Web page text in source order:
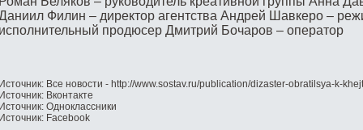
Филин – директор агентства Андрей Шавкеро –
продюсер Дмитрий Бочаров – оператор
Все новости - http://www.sostav.ru/publication/dizaster-obratilsya-k-
Вконтакте
Одноклассники
Facebook